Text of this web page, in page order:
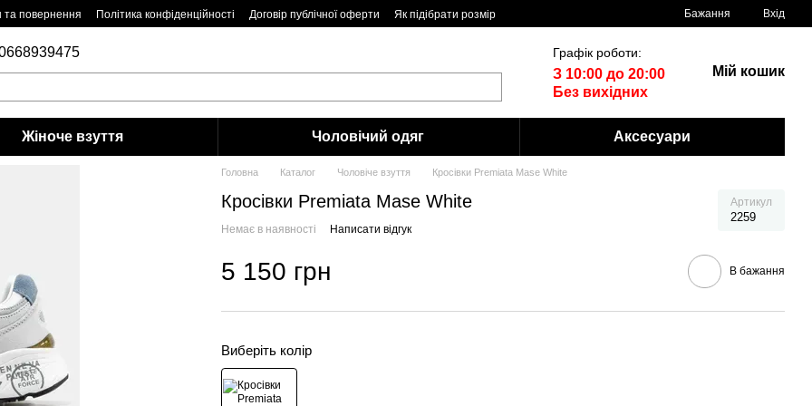
та повернення Політика конфіденційності Договір публічної оферти Як пiдiбрати розмiр Бажання Вхід
Графік роботи:
З 10:00 до 20:00
Без вихідних
Мій кошик
Жіноче взуття Чоловiчий одяг Аксесуари
Головна Каталог Чоловiче взуття Кросівки Premiata Mase White
Кросівки Premiata Mase White Артикул
2259
Немає в наявності Написати відгук
5 150 грн В бажання
Виберіть колір